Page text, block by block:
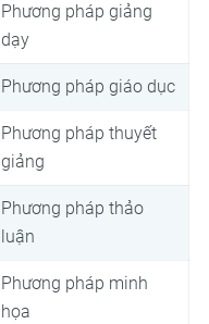
Phương pháp giảng
dạy
Phương pháp giáo dục
Phương pháp thuyết
giảng
Phương pháp thảo
luận
Phương pháp minh
họa